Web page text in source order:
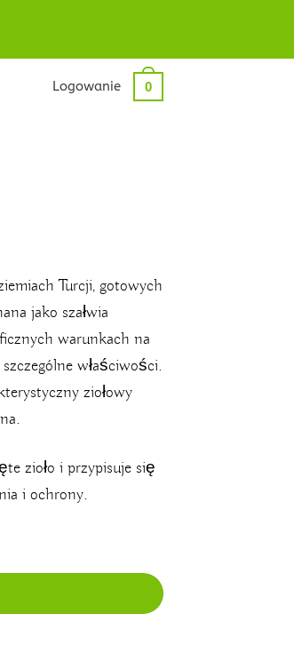
Logowanie 0
Turcji, gotowych
jako szałwia
warunkach na
właściwości.
ziołowy
zioło i przypisuje się
i ochrony.